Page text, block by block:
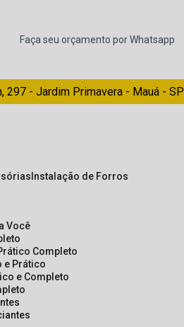
Faça seu orçamento por Whatsapp
297 - Jardim Primavera - Mauá - SP
Instalação de Forros
Você
Completo
e Prático
e Completo